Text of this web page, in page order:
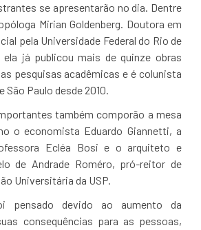
se apresentarão no dia. Dentre
Mirian Goldenberg. Doutora em
pela Universidade Federal do Rio de
ela já publicou mais de quinze obras
pesquisas acadêmicas e é colunista
São Paulo desde 2010.
também comporão a mesa
o economista Eduardo Giannetti, a
Ecléa Bosi e o arquiteto e
de Andrade Roméro, pró-reitor de
Universitária da USP.
pensado devido ao aumento da
consequências para as pessoas,